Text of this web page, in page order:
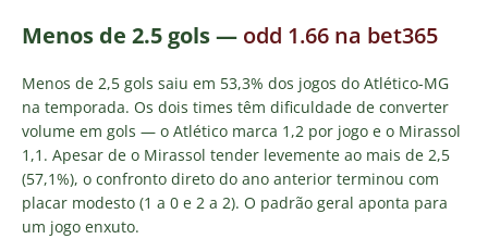
Menos de 2.5 gols— odd 1.66 na bet365
Menos de 2,5 gols saiu em 53,3% dos jogos do Atlético-MG
na temporada. Os dois times têm dificuldade de converter
volume em gols — o Atlético marca 1,2 por jogo e o Mirassol
1,1. Apesar de o Mirassol tender levemente ao mais de 2,5
(57,1%), o confronto direto do ano anterior terminou com
placar modesto (1 a 0 e 2 a 2). O padrão geral aponta para
um jogo enxuto.